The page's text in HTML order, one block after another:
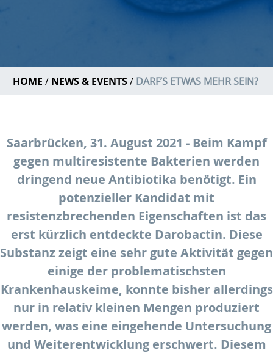
HOME NEWS & EVENTS DARF’S ETWAS MEHR SEIN?
Saarbrücken, 31. August 2021 - Beim Kampf
gegen multiresistente Bakterien werden
dringend neue Antibiotika benötigt. Ein
potenzieller Kandidat mit
resistenzbrechenden Eigenschaften ist das
erst kürzlich entdeckte Darobactin. Diese
Substanz zeigt eine sehr gute Aktivität gegen
einige der problematischsten
Krankenhauskeime, konnte bisher allerdings
nur in relativ kleinen Mengen produziert
werden, was eine eingehende Untersuchung
und Weiterentwicklung erschwert. Diesem